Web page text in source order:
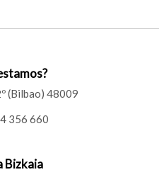
(Bilbao) 48009
356 660
Bizkaia